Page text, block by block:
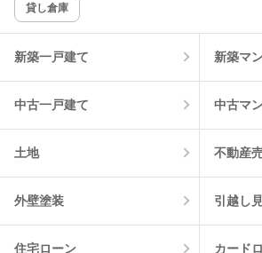
該当件数:
2
物
貸し倉庫
新築一戸建て 新築マ
中古一戸建て 中古マ
土地 不動産
外壁塗装 引越し
住宅ローン カード